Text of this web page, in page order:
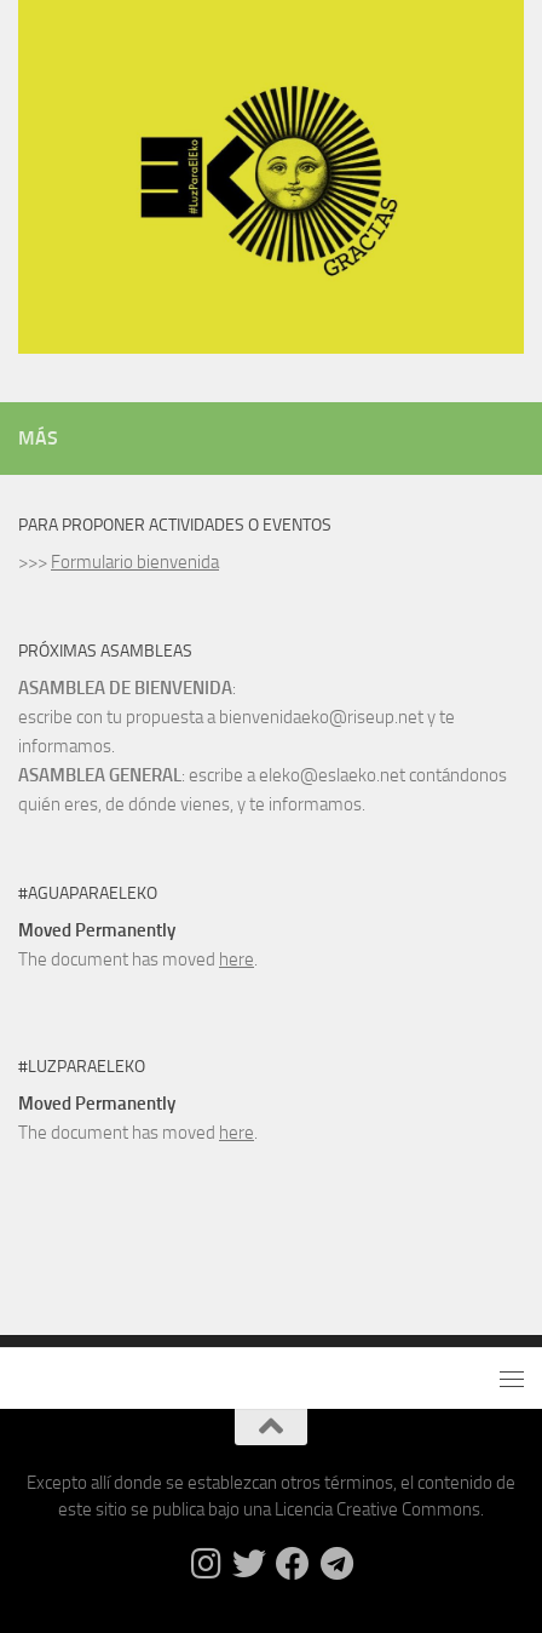
MÁS
PARA PROPONER ACTIVIDADES O EVENTOS
>>> Formulario bienvenida
PRÓXIMAS ASAMBLEAS
ASAMBLEA DE BIENVENIDA:
escribe con tu propuesta a bienvenidaeko@riseup.net y te
informamos.
ASAMBLEA GENERAL: escribe a eleko@eslaeko.net contándonos
quién eres, de dónde vienes, y te informamos.
#AGUAPARAELEKO
Moved Permanently
The document has moved here.
#LUZPARAELEKO
Moved Permanently
The document has moved here.
Excepto allí donde se establezcan otros términos, el contenido de
este sitio se publica bajo una Licencia Creative Commons.